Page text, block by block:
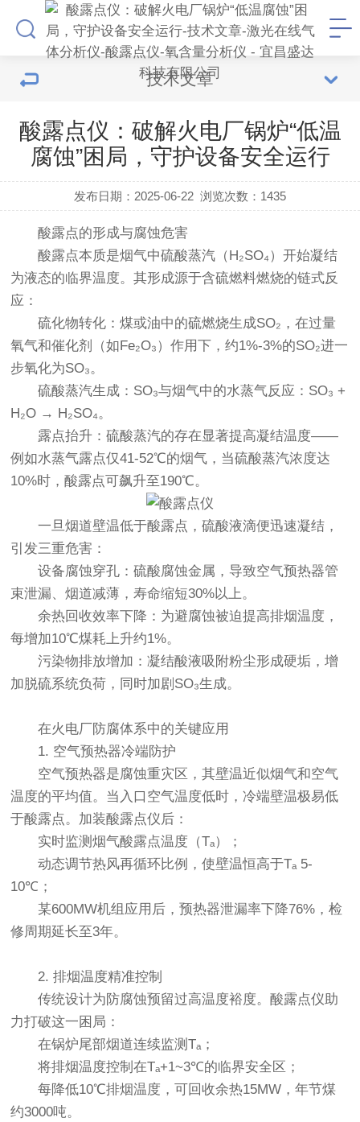
技术文章
酸露点仪：破解火电厂锅炉“低温
腐蚀”困局，守护设备安全运行
发布日期：2025-06-22 浏览次数： 1435
酸露点的形成与腐蚀危害
酸露点本质是烟气中硫酸蒸汽（H₂SO₄）开始凝结
为液态的临界温度。其形成源于含硫燃料燃烧的链式反
应：
硫化物转化：煤或油中的硫燃烧生成SO₂，在过量
氧气和催化剂（如Fe₂O₃）作用下，约1%-3%的SO₂进一
步氧化为SO₃。
硫酸蒸汽生成：SO₃与烟气中的水蒸气反应：SO₃ +
H₂O → H₂SO₄。
露点抬升：硫酸蒸汽的存在显著提高凝结温度——
例如水蒸气露点仅41-52℃的烟气，当硫酸蒸汽浓度达
10%时，酸露点可飙升至190℃。
一旦烟道壁温低于酸露点，硫酸液滴便迅速凝结，
引发三重危害：
设备腐蚀穿孔：硫酸腐蚀金属，导致空气预热器管
束泄漏、烟道减薄，寿命缩短30%以上。
余热回收效率下降：为避腐蚀被迫提高排烟温度，
每增加10℃煤耗上升约1%。
污染物排放增加：凝结酸液吸附粉尘形成硬垢，增
加脱硫系统负荷，同时加剧SO₃生成。
在火电厂防腐体系中的关键应用
1. 空气预热器冷端防护
空气预热器是腐蚀重灾区，其壁温近似烟气和空气
温度的平均值。当入口空气温度低时，冷端壁温极易低
于酸露点。加装酸露点仪后：
实时监测烟气酸露点温度（Tₐ）；
动态调节热风再循环比例，使壁温恒高于Tₐ 5-
10℃；
某600MW机组应用后，预热器泄漏率下降76%，检
修周期延长至3年。
2. 排烟温度精准控制
传统设计为防腐蚀预留过高温度裕度。酸露点仪助
力打破这一困局：
在锅炉尾部烟道连续监测Tₐ；
将排烟温度控制在Tₐ+1~3℃的临界安全区；
每降低10℃排烟温度，可回收余热15MW，年节煤
约3000吨。